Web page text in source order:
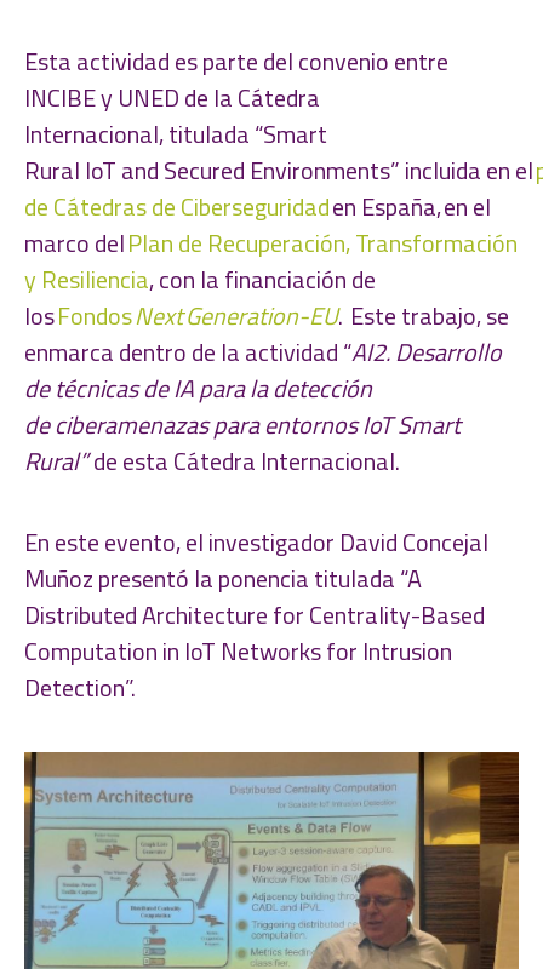
Esta actividad es parte del convenio entre
INCIBE y UNED de la Cátedra
Internacional, titulada “Smart
Rural IoT and Secured Environments” incluida en el
de Cátedras de Ciberseguridaden España, en el
marco delPlan de Recuperación, Transformación
y Resiliencia, con la financiación de
losFondosNext Generation-EU. Este trabajo, se
enmarca dentro de la actividad “AI2. Desarrollo
de técnicas de IA para la detección
de ciberamenazas para entornos IoT Smart
Rural”de esta Cátedra Internacional.
En este evento, el investigador David Concejal
Muñoz presentó la ponencia titulada “A
Distributed Architecture for Centrality-Based
Computation in IoT Networks for Intrusion
Detection”.